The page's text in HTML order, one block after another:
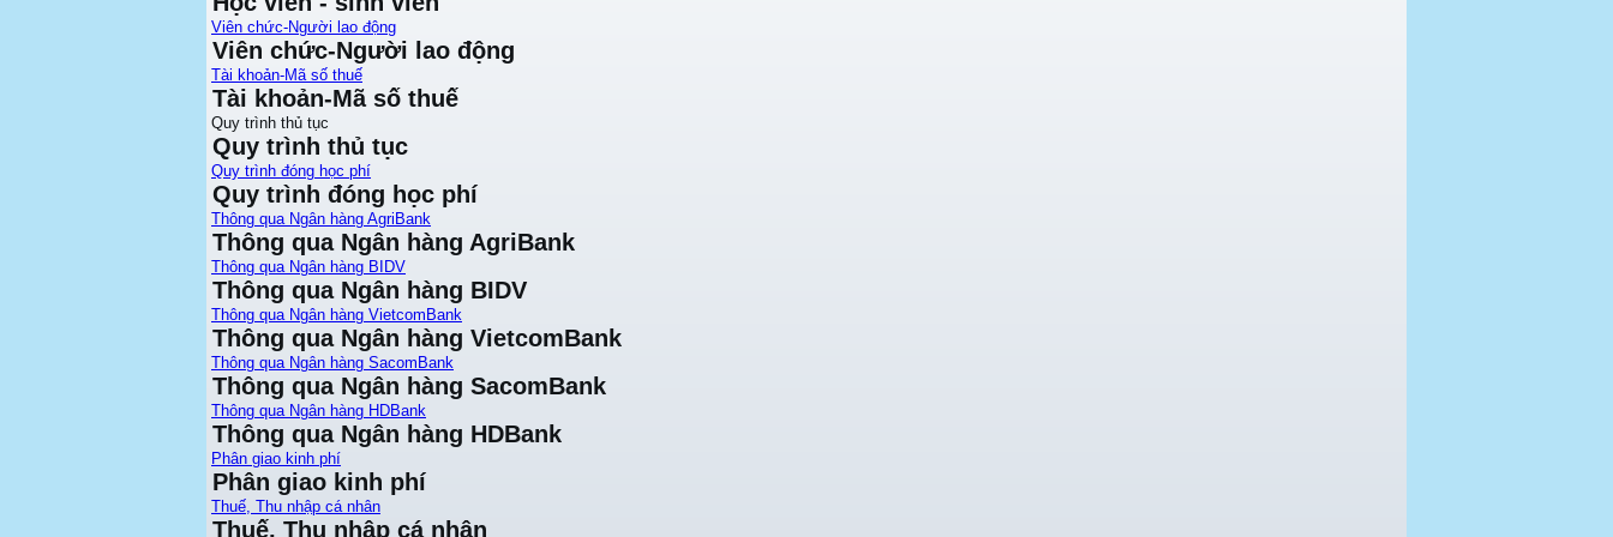
Viên chức-Người lao động
Viên chức-Người lao động
Tài khoản-Mã số thuế
Tài khoản-Mã số thuế
Quy trình thủ tục
Quy trình thủ tục
Quy trình đóng học phí
Quy trình đóng học phí
Thông qua Ngân hàng AgriBank
Thông qua Ngân hàng AgriBank
Thông qua Ngân hàng BIDV
Thông qua Ngân hàng BIDV
Thông qua Ngân hàng VietcomBank
Thông qua Ngân hàng VietcomBank
Thông qua Ngân hàng SacomBank
Thông qua Ngân hàng SacomBank
Thông qua Ngân hàng HDBank
Thông qua Ngân hàng HDBank
Phân giao kinh phí
Phân giao kinh phí
Thuế, Thu nhập cá nhân
Thuế, Thu nhập cá nhân